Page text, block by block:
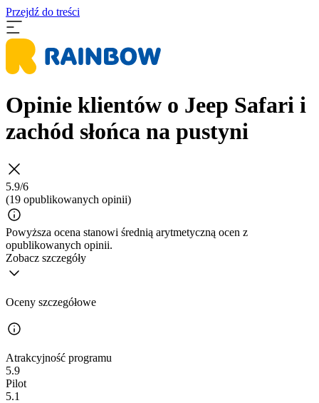
Przejdź do treści
Opinie klientów o Jeep Safari i
zachód słońca na pustyni
5.9/6
(19 opublikowanych opinii)
Powyższa ocena stanowi średnią arytmetyczną ocen z
opublikowanych opinii.
Zobacz szczegóły
Oceny szczegółowe
Atrakcyjność programu
5.9
Pilot
5.1